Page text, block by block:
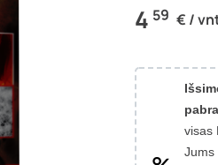
4 59 € /
visas
Jums